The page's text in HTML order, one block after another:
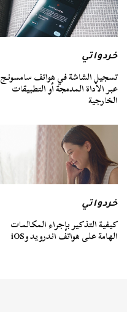
خردواتي
تسجيل الشاشة في هواتف سامسونج
عبر الأداة المدمجة أو التطبيقات
الخارجية
خردواتي
كيفية التذكير بإجراء المكالمات
الهامة على هواتف اندرويد وiOS